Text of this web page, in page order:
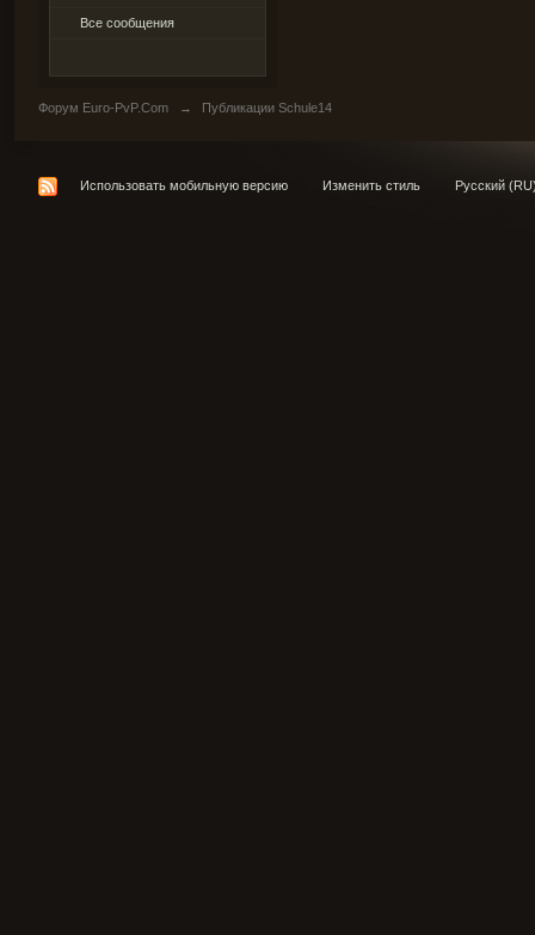
Все сообщения
Форум Euro-PvP.Com → Публикации Schule14
Использовать мобильную версию Изменить стиль Русский